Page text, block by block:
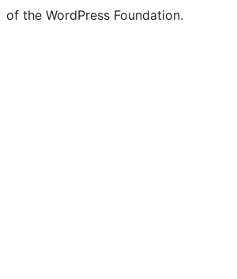
of the WordPress Foundation.